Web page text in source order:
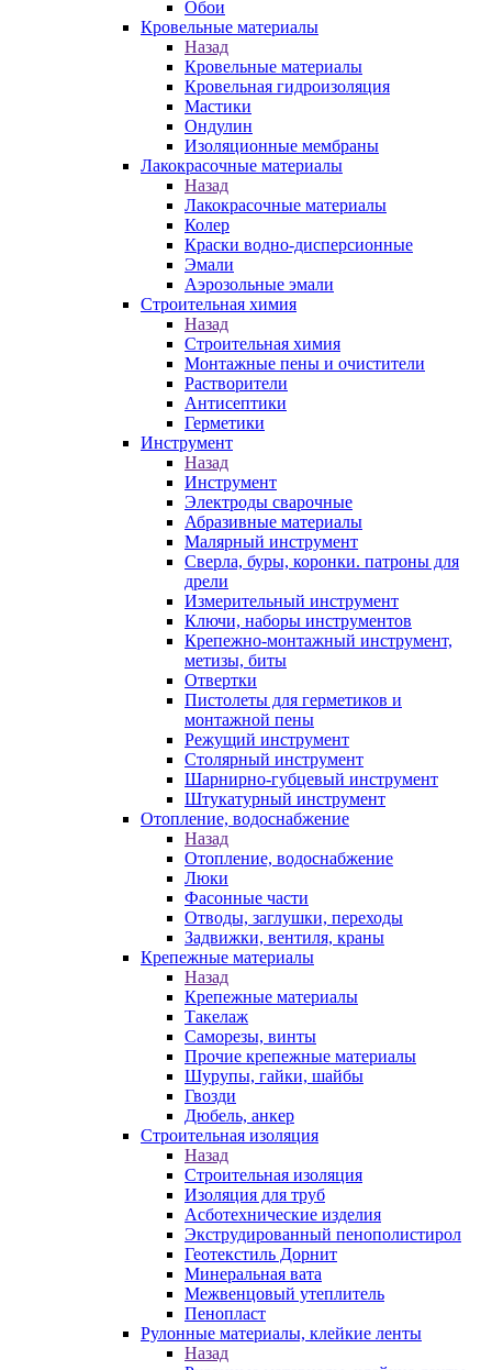
Обои
Кровельные материалы
Назад
Кровельные материалы
Кровельная гидроизоляция
Мастики
Ондулин
Изоляционные мембраны
Лакокрасочные материалы
Назад
Лакокрасочные материалы
Колер
Краски водно-дисперсионные
Эмали
Аэрозольные эмали
Строительная химия
Назад
Строительная химия
Монтажные пены и очистители
Растворители
Антисептики
Герметики
Инструмент
Назад
Инструмент
Электроды сварочные
Абразивные материалы
Малярный инструмент
Сверла, буры, коронки. патроны для
дрели
Измерительный инструмент
Ключи, наборы инструментов
Крепежно-монтажный инструмент,
метизы, биты
Отвертки
Пистолеты для герметиков и
монтажной пены
Режущий инструмент
Столярный инструмент
Шарнирно-губцевый инструмент
Штукатурный инструмент
Отопление, водоснабжение
Назад
Отопление, водоснабжение
Люки
Фасонные части
Отводы, заглушки, переходы
Задвижки, вентиля, краны
Крепежные материалы
Назад
Крепежные материалы
Такелаж
Саморезы, винты
Прочие крепежные материалы
Шурупы, гайки, шайбы
Гвозди
Дюбель, анкер
Строительная изоляция
Назад
Строительная изоляция
Изоляция для труб
Асботехнические изделия
Экструдированный пенополистирол
Геотекстиль Дорнит
Минеральная вата
Межвенцовый утеплитель
Пенопласт
Рулонные материалы, клейкие ленты
Назад